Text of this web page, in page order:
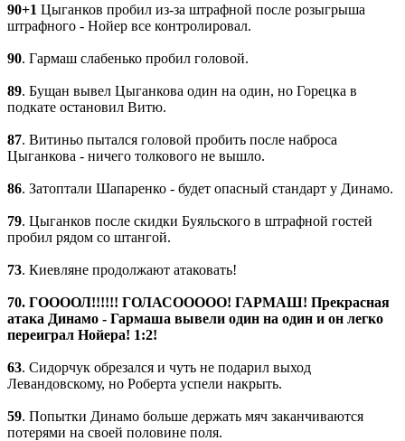
90+1 Цыганков пробил из-за штрафной после розыгрыша
штрафного - Нойер все контролировал.
90. Гармаш слабенько пробил головой.
89. Бущан вывел Цыганкова один на один, но Горецка в
подкате остановил Витю.
87. Витиньо пытался головой пробить после наброса
Цыганкова - ничего толкового не вышло.
86. Затоптали Шапаренко - будет опасный стандарт у Динамо.
79. Цыганков после скидки Буяльского в штрафной гостей
пробил рядом со штангой.
73. Киевляне продолжают атаковать!
70. ГООООЛ!!!!!! ГОЛАСООООО! ГАРМАШ! Прекрасная
атака Динамо - Гармаша вывели один на один и он легко
переиграл Нойера! 1:2!
63. Сидорчук обрезался и чуть не подарил выход
Левандовскому, но Роберта успели накрыть.
59. Попытки Динамо больше держать мяч заканчиваются
потерями на своей половине поля.